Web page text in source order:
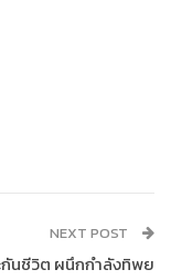
ตล์ของผู้บริโภคชาว
วย์
อื่น ทั้งยังตั้งอยู่ใน
พื้นที่กว่า 10 ไร่บน
มชนรอบข้างอย่าง
NEXT POST
นชีวิต ผนึกกำลังทิพย